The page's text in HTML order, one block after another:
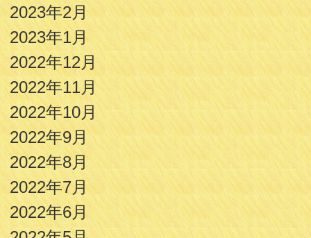
2023年2月
2023年1月
2022年12月
2022年11月
2022年10月
2022年9月
2022年8月
2022年7月
2022年6月